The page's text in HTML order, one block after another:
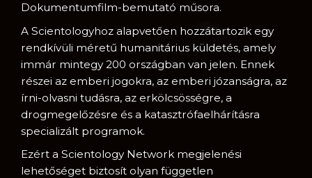
Dokumentumfilm-bemutató műsora.
A Scientologyhoz alapvetően hozzátartozik egy
rendkívüli méretű humanitárius küldetés, amely
immár mintegy 200 országban van jelen. Ennek
részei az emberi jogokra, az emberi józanságra, az
írni-olvasni tudásra, az erkölcsösségre, a
drogmegelőzésre és a katasztrófaelhárításra
specializált programok.
Ezért a Scientology Network megjelenési
lehetőséget biztosít olyan független